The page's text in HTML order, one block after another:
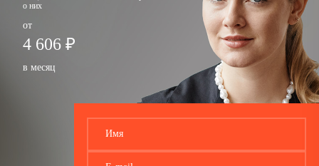
о них
от
4 606 ₽
в месяц
Имя